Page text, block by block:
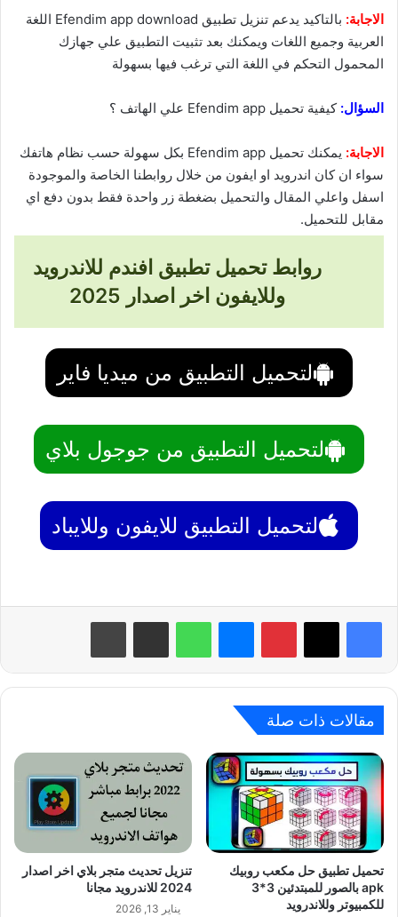
الاجابة:
بالتاكيد يدعم تنزيل تطبيق Efendim app download اللغة
العربية وجميع اللغات ويمكنك بعد تثبيت التطبيق علي جهازك
المحمول التحكم في اللغة التي ترغب فيها بسهولة
السؤال:كيفية تحميل Efendim app علي الهاتف ؟
الاجابة:
يمكنك تحميل Efendim app بكل سهولة حسب نظام هاتفك
سواء ان كان اندرويد او ايفون من خلال روابطنا الخاصة والموجودة
اسفل واعلي المقال والتحميل بضغطة زر واحدة فقط بدون دفع اي
مقابل للتحميل.
روابط تحميل تطبيق افندم للاندرويد
وللايفون اخر اصدار 2025
لتحميل التطبيق من ميديا فاير
لتحميل التطبيق من جوجول بلاي
لتحميل التطبيق للايفون وللايباد
بينتيريست واتساب
مقالات ذات صلة
تحميل تطبيق حل مكعب روبيك
apk بالصور للمبتدئين 3*3
للكمبيوتر وللاندرويد
تنزيل تحديث متجر بلاي اخر اصدار
2024 للاندرويد مجانا
يناير 13, 2026